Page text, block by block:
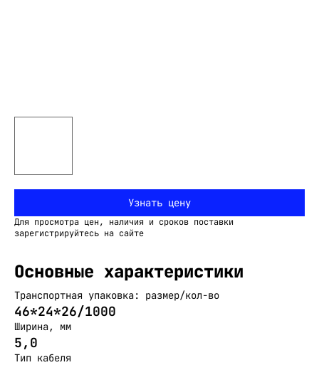
Узнать цену
Для просмотра цен, наличия и сроков поставки
зарегистрируйтесь на сайте
Основные характеристики
Транспортная упаковка: размер/кол-во
46*24*26/1000
Ширина, мм
5,0
Тип кабеля